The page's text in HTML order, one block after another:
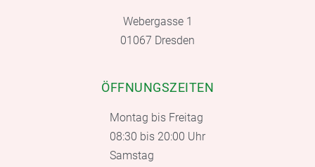
Webergasse 1
01067 Dresden
ÖFFNUNGSZEITEN
Montag bis Freitag
08:30 bis 20:00 Uhr
Samstag